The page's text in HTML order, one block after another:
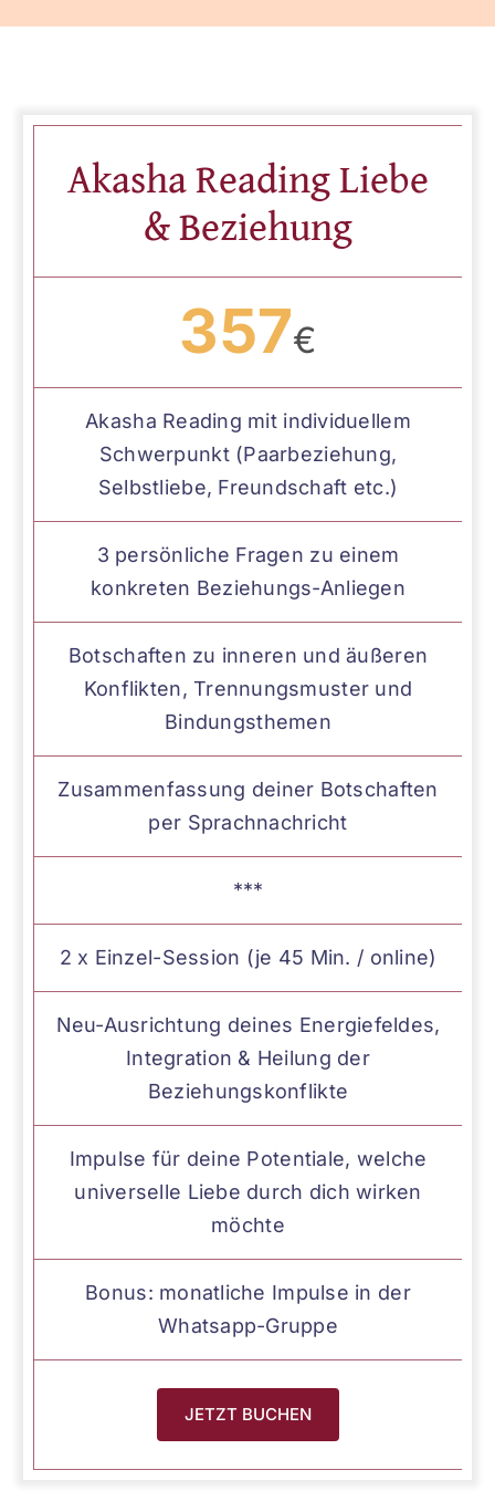
Akasha Reading Liebe
& Beziehung
357€
Akasha Reading mit individuellem
Schwerpunkt (Paarbeziehung,
Selbstliebe, Freundschaft etc.)
3 persönliche Fragen zu einem
konkreten Beziehungs-Anliegen
Botschaften zu inneren und äußeren
Konflikten, Trennungsmuster und
Bindungsthemen
Zusammenfassung deiner Botschaften
per Sprachnachricht
***
2 x Einzel-Session (je 45 Min. / online)
Neu-Ausrichtung deines Energiefeldes,
Integration & Heilung der
Beziehungskonflikte
Impulse für deine Potentiale, welche
universelle Liebe durch dich wirken
möchte
Bonus: monatliche Impulse in der
Whatsapp-Gruppe
JETZT BUCHEN